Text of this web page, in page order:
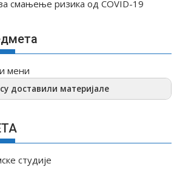
смањење ризика од COVID-19
мени
доставили материјале
студије